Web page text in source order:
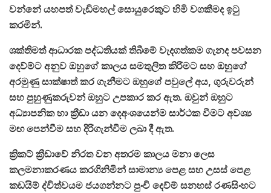
වන්නේ යහපත් වැඩිමහල් සොයුරෙකුට හිමි වගකීමද ඉටු
කරමින්.
ශක්තිමත් ආධාරක පද්ධතියක් තිබීමේ වැදගත්කම ගැනද පවසන
දෙව්ම්ට අනුව ඔහුගේ කාලය සමතුලිත කිරීමට සහ ඔහුගේ
අරමුණු සාක්ෂාත් කර ගැනීමට ඔහුගේ පවුලේ අය, ගුරුවරුන්
සහ පුහුණුකරුවන් ඔහුට උපකාර කර ඇත. ඔවුන් ඔහුට
අධ්‍යාපනික හා ක්‍රීඩා යන දෙඅංශයෙන්ම සාර්ථක වීමට අවශ්‍ය
මඟ පෙන්වීම සහ දිරිගැන්වීම ලබා දී ඇත.
ක්‍රිකට් ක්‍රීඩාවේ නිරත වන අතරම කාලය මනා ලෙස
කලමනාකරණය කරගිනිමින් සාමාන්‍ය පෙළ සහ උසස් පෙළ
කඩයිම් ද්විත්වයම ජයගන්නට පුංචි දෙව්ම් සනහස් රණසිංහට